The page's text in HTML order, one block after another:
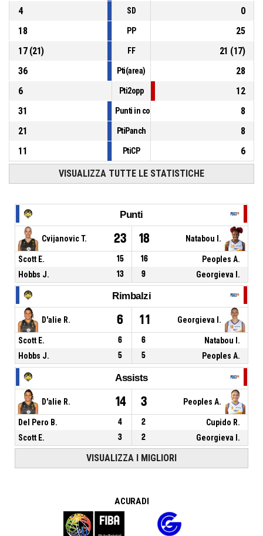
4
SD
0
18
PP
25
17(21) FF 21 (17)
36
Pti(area)
28
6
Pti2opp
12
31
Punti in contropiede
8
21
PtiPanch
8
11
PtiCP 6
VISUALIZZA TUTTE LE STATISTICHE
Punti
Cvijanovic T. 23 18 Natabou I.
Scott E. 15 16
Peoples A.
Hobbs J.
13 9 Georgieva I.
Rimbalzi
D'alie R. 6 11 Georgieva I.
Scott E. 6 6
Natabou I.
Hobbs J.
5 5 Peoples A.
Assists
D'alie R. 14 3 Peoples A.
Del Pero B. 4 2
Cupido R.
Scott E.
3 2 Georgieva I.
VISUALIZZA I MIGLIORI
A CURA DI